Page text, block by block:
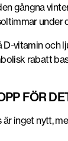
gångna
under
vitamin och
rabatt
FÖR
inget nytt,